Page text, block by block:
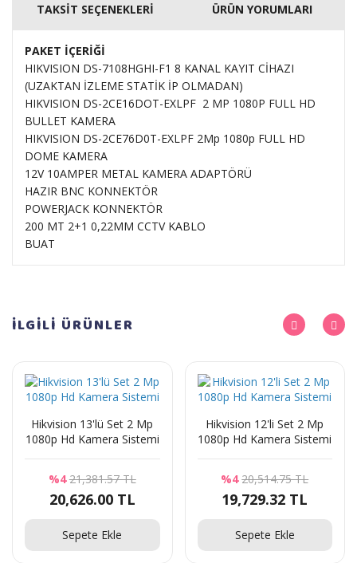
TAKSİT SEÇENEKLERİ ÜRÜN YORUMLARI
PAKET İÇERİĞİ
HIKVISION DS-7108HGHI-F1 8 KANAL KAYIT CİHAZI
(UZAKTAN İZLEME STATİK İP OLMADAN)
HIKVISION DS-2CE16DOT-EXLPF 2 MP 1080P FULL HD
BULLET KAMERA
HIKVISION DS-2CE76D0T-EXLPF 2Mp 1080p FULL HD
DOME KAMERA
12V 10AMPER METAL KAMERA ADAPTÖRÜ
HAZIR BNC KONNEKTÖR
POWERJACK KONNEKTÖR
200 MT 2+1 0,22MM CCTV KABLO
BUAT
İLGİLİ ÜRÜNLER
Hikvision 13'lü Set 2 Mp
1080p Hd Kamera Sistemi
%4 21,381.57 TL
20,626.00 TL
Sepete Ekle
Hikvision 12'li Set 2 Mp
1080p Hd Kamera Sistemi
%4 20,514.75 TL
19,729.32 TL
Sepete Ekle